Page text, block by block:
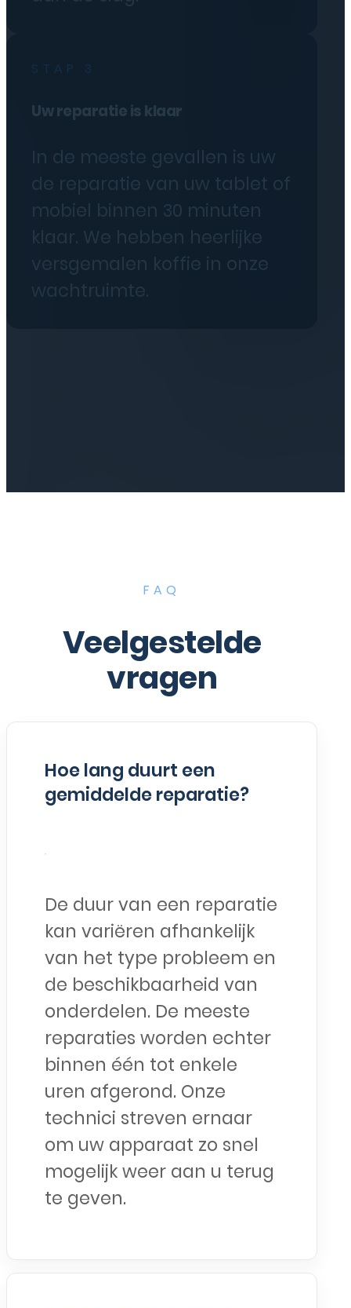
STAP 3
Uw reparatie is klaar
In de meeste gevallen is uw
de reparatie van uw tablet of
mobiel binnen 30 minuten
klaar. We hebben heerlijke
versgemalen koffie in onze
FAQ
Veelgestelde
vragen
Hoe lang duurt een
gemiddelde reparatie?
De duur van een reparatie
kan variëren afhankelijk
van het type probleem en
de beschikbaarheid van
onderdelen. De meeste
reparaties worden echter
binnen één tot enkele
uren afgerond. Onze
technici streven ernaar
om uw apparaat zo snel
mogelijk weer aan u terug
te geven.